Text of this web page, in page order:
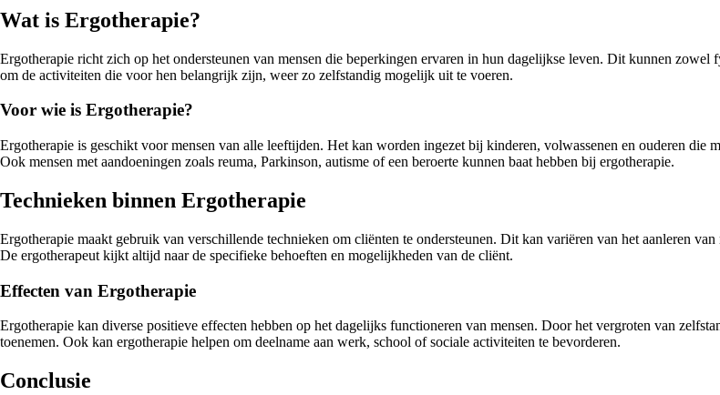
Wat is Ergotherapie?
Ergotherapie richt zich op het ondersteunen van mensen die beperkingen ervaren in hun dagelijkse leven. Dit kunnen
om de activiteiten die voor hen belangrijk zijn, weer zo zelfstandig mogelijk uit te voeren.
Voor wie is Ergotherapie?
Ergotherapie is geschikt voor mensen van alle leeftijden. Het kan worden ingezet bij kinderen, volwassenen en ouderen
Ook mensen met aandoeningen zoals reuma, Parkinson, autisme of een beroerte kunnen baat hebben bij ergotherapie.
Technieken binnen Ergotherapie
Ergotherapie maakt gebruik van verschillende technieken om cliënten te ondersteunen. Dit kan variëren van het aanleren
De ergotherapeut kijkt altijd naar de specifieke behoeften en mogelijkheden van de cliënt.
Effecten van Ergotherapie
Ergotherapie kan diverse positieve effecten hebben op het dagelijks functioneren van mensen. Door het vergroten van
toenemen. Ook kan ergotherapie helpen om deelname aan werk, school of sociale activiteiten te bevorderen.
Conclusie